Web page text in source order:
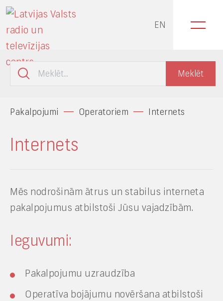
EN
Pakalpojumi Operatoriem Internets
Internets
Mēs nodrošinām ātrus un stabilus interneta
pakalpojumus atbilstoši Jūsu vajadzībām.
Ieguvumi:
Pakalpojumu uzraudzība
Operatīva bojājumu novēršana atbilstoši